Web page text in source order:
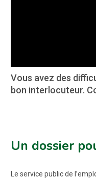
Vous avez des
bon interlocuteur.
Un dossier
Le service public de